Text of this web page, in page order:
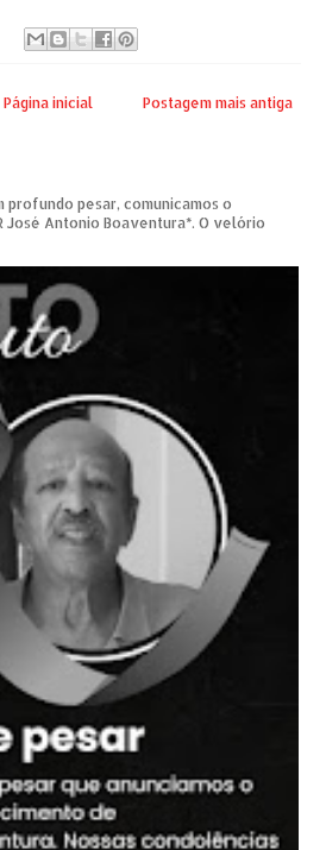
Postagem mais antiga
Página inicial
profundo pesar, comunicamos o
José Antonio Boaventura*. O velório